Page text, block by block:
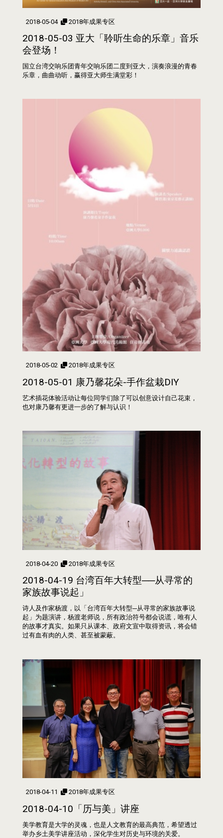
2018-05-04 2018年成果专区
2018-05-03 亚大「聆听生命的乐章」音乐
会登场！
国立台湾交响乐团青年交响乐团二度到亚大，演奏浪漫的青春
乐章，曲曲动听，赢得亚大师生满堂彩！
2018-05-02 2018年成果专区
2018-05-01 康乃馨花朵-手作盆栽DIY
艺术插花体验活动让每位同学们除了可以创意设计自己花束，
也对康乃馨有更进一步的了解与认识！
2018-04-20 2018年成果专区
2018-04-19 台湾百年大转型──从寻常的
家族故事说起」
诗人及作家杨渡，以「台湾百年大转型─从寻常的家族故事说
起」为题演讲，杨渡老师说，所有政治符号都会说谎，唯有人
的故事才真实。如果只从课本、政府文宣中取得资讯，将会错
过有血有肉的人类、甚至被蒙蔽。
2018-04-11 2018年成果专区
2018-04-10「历与美」讲座
美学教育是大学的灵魂，也是人文教育的最高典范，希望透过
举办乡土美学讲座活动，深化学生对历史与环境的关爱。